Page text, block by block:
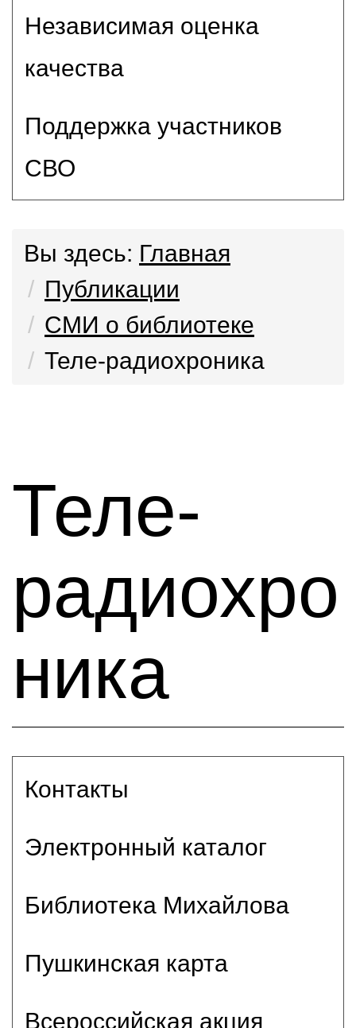
Независимая оценка
качества
Поддержка участников
СВО
Вы здесь: Главная
Публикации
СМИ о библиотеке
Теле-радиохроника
Теле-
радиохро
ника
Контакты
Электронный каталог
Библиотека Михайлова
Пушкинская карта
Всероссийская акция